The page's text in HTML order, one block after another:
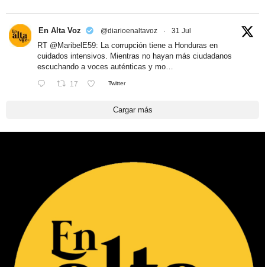
En Alta Voz @diarioenaltavoz · 31 Jul
RT @MaribelE59: La corrupción tiene a Honduras en
cuidados intensivos. Mientras no hayan más ciudadanos
escuchando a voces auténticas y mo…
17 Twitter
Cargar más